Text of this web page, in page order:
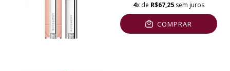
4x de R$67,25 sem juros
COMPRAR